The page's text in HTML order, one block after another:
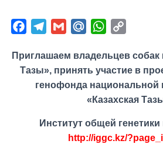
c
e
l
e
g
G
a
i
l
M
i
l
.
R
W
a
t
s
A
p
y
L
i
k
Приглашаем владельцев собак
Тазы», принять участие в
генофонда национальной
«Казахская
Институт общей
http://iggc.kz/